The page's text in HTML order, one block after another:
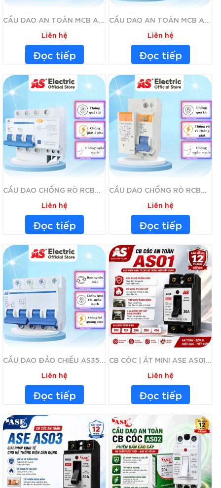
Liên hệ
Đọc tiếp
Liên hệ
Đọc tiếp
CẦU DAO CHỐNG RÒ RCBO AS28
Liên hệ
Đọc tiếp
CẦU DAO CHỐNG RÒ RCBO-AS18
Liên hệ
Đọc tiếp
CẦU DAO ĐẢO CHIỀU AS35 2 PHA/3 PHA
Liên hệ
Đọc tiếp
CB CÓC | ÁT MINI ASE AS01 10-40A CHÍNH HÃNG- APTOMAT – CB CÓC – CẦU DAO AN TOÀN CHỐNG QUÁ TẢI – CÓ ĐÈN BÁO NGUỒN – VỎ CHỐNG VỠ
Liên hệ
Đọc tiếp